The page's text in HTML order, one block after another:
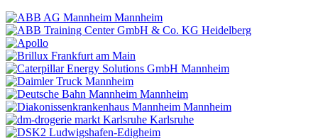
Mannheim
Heidelberg
Frankfurt am Main
Mannheim
Mannheim
Mannheim
Mannheim
Karlsruhe
Ludwigshafen-Edigheim